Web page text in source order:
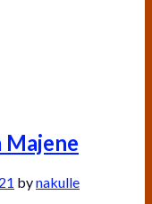
Majene
bynakulle